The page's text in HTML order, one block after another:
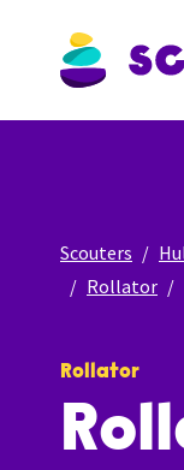
Scouters
Rollator
Rollator